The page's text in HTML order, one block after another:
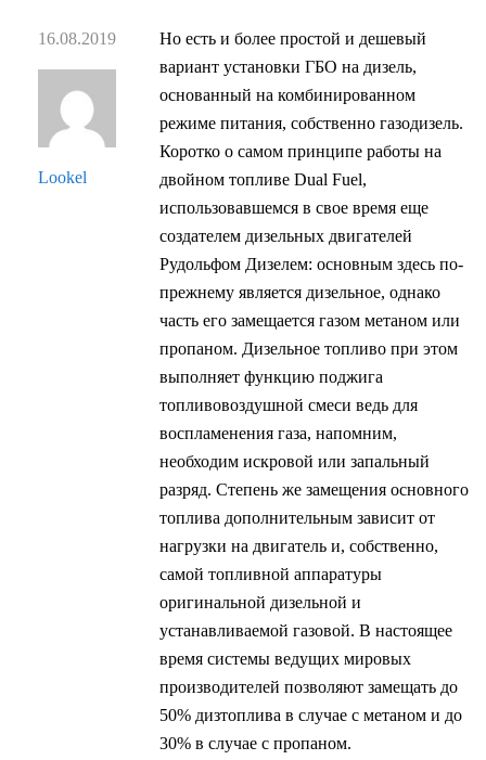
16.08.2019
Lookel
Но есть и более простой и дешевый
вариант установки ГБО на дизель,
основанный на комбинированном
режиме питания, собственно газодизель.
Коротко о самом принципе работы на
двойном топливе Dual Fuel,
использовавшемся в свое время еще
создателем дизельных двигателей
Рудольфом Дизелем: основным здесь по-
прежнему является дизельное, однако
часть его замещается газом метаном или
пропаном. Дизельное топливо при этом
выполняет функцию поджига
топливовоздушной смеси ведь для
воспламенения газа, напомним,
необходим искровой или запальный
разряд. Степень же замещения основного
топлива дополнительным зависит от
нагрузки на двигатель и, собственно,
самой топливной аппаратуры
оригинальной дизельной и
устанавливаемой газовой. В настоящее
время системы ведущих мировых
производителей позволяют замещать до
50% дизтоплива в случае с метаном и до
30% в случае с пропаном.